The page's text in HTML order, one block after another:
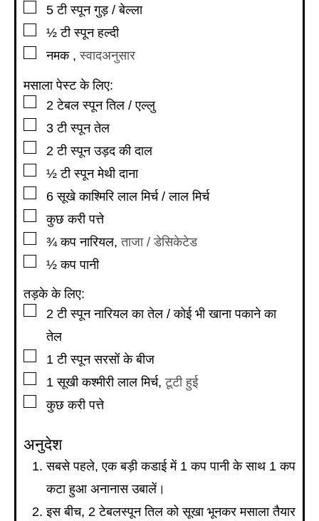
▢
5 टी स्पून गुड़ / बेल्ला
▢
½ टी स्पून हल्दी
▢
नमक ,स्वादअनुसार
मसाला पेस्ट के लिए:
▢
2 टेबल स्पून तिल / एल्लु
▢
3 टी स्पून तेल
▢
2 टी स्पून उड़द की दाल
▢
½ टी स्पून मेथी दाना
▢
6 सूखे काश्मिरि लाल मिर्च / लाल मिर्च
▢
कुछ करी पत्ते
▢
¾ कप नारियल,ताजा / डेसिकेटेड
▢
½ कप पानी
तड़के के लिए:
▢
2 टी स्पून नारियल का तेल / कोई भी खाना पकाने का
तेल
▢
1 टी स्पून सरसों के बीज
▢
1 सूखी कश्मीरी लाल मिर्च,टूटी हुई
▢
कुछ करी पत्ते
अनुदेश
सबसे पहले, एक बड़ी कडाई में 1 कप पानी के साथ 1 कप
कटा हुआ अनानास उबालें।
इस बीच, 2 टेबलस्पून तिल को सूखा भूनकर मसाला तैयार